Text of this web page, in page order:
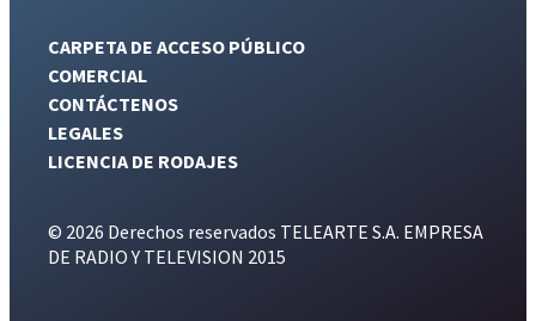
CARPETA DE ACCESO PÚBLICO
COMERCIAL
CONTÁCTENOS
LEGALES
LICENCIA DE RODAJES
© 2026 Derechos reservados TELEARTE S.A. EMPRESA
DE RADIO Y TELEVISION 2015